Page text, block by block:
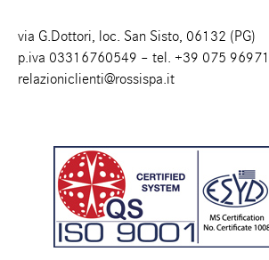
via G.Dottori, loc. San Sisto, 06132 (PG)
p.iva 03316760549 – tel. +39 075
relazioniclienti@rossispa.it